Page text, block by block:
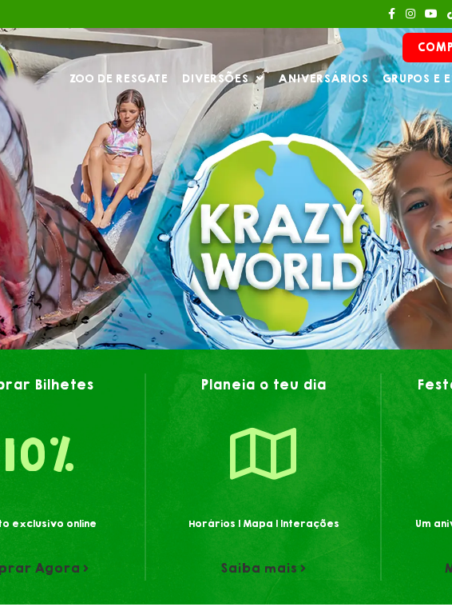
ZOO DE RESGATE DIVERSÕES ANIVERSÁRIOS GRUPOS E
Bilhetes
exclusivo online
Agora
Planeia o teu dia
Horários | Mapa | Interações
Saiba mais
Um